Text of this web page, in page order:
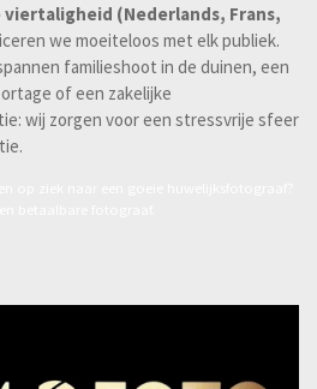
(Nederlands, Frans,
we moeiteloos met elk publiek.
familieshoot in de duinen, een
of een zakelijke
wij zorgen voor een stressvrije sfeer